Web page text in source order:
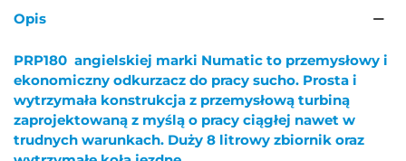
Opis
PRP180 angielskiej marki Numatic to przemysłowy i
ekonomiczny odkurzacz do pracy sucho. Prosta i
wytrzymała konstrukcja z przemysłową turbiną
zaprojektowaną z myślą o pracy ciągłej nawet w
trudnych warunkach. Duży 8 litrowy zbiornik oraz